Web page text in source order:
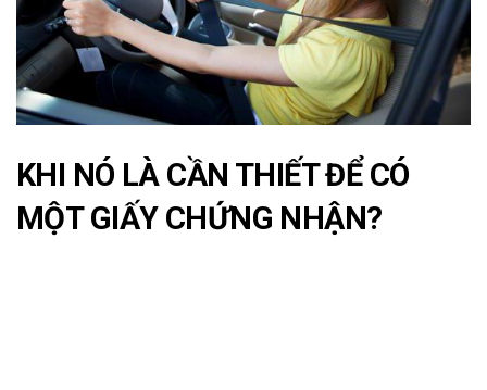
KHI NÓ LÀ CẦN THIẾT ĐỂ CÓ
MỘT GIẤY CHỨNG NHẬN?